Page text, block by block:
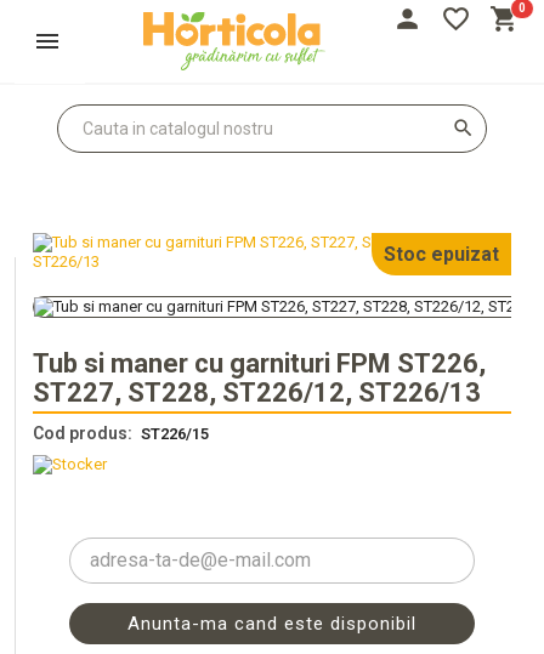
person
Autentifică-te
favorite_border shopping_cart0
search
Stoc epuizat
Tub si maner cu garnituri FPM ST226,
ST227, ST228, ST226/12, ST226/13
Cod produs: ST226/15
Anunta-ma cand este disponibil